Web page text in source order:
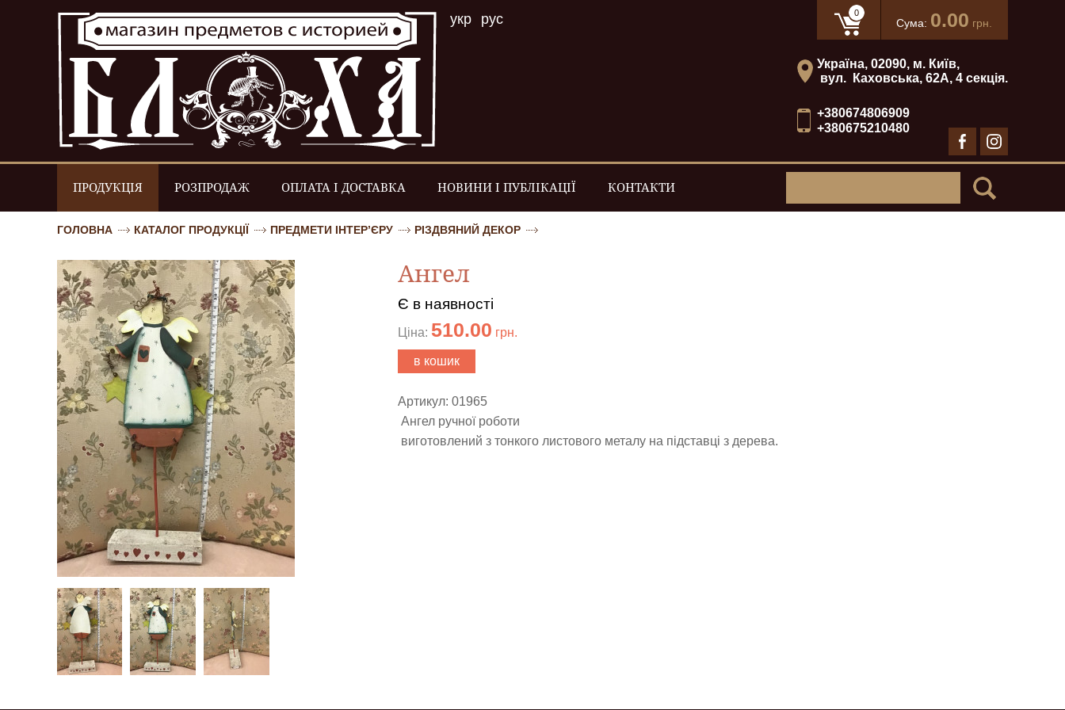
0
Сума: 0.00 грн.
укр рус
Україна, 02090, м. Київ,
вул. Каховська, 62А, 4 секція.
+380674806909
+380675210480
ПРОДУКЦІЯ РОЗПРОДАЖ ОПЛАТА І ДОСТАВКА НОВИНИ І ПУБЛІКАЦІЇ КОНТАКТИ
ГОЛОВНА КАТАЛОГ ПРОДУКЦІЇ ПРЕДМЕТИ ІНТЕР’ЄРУ РІЗДВЯНИЙ ДЕКОР
Ангел
Є в наявності
Ціна: 510.00 грн.
в кошик
Артикул: 01965
Ангел ручної роботи
виготовлений з тонкого листового металу на підставці з дерева.